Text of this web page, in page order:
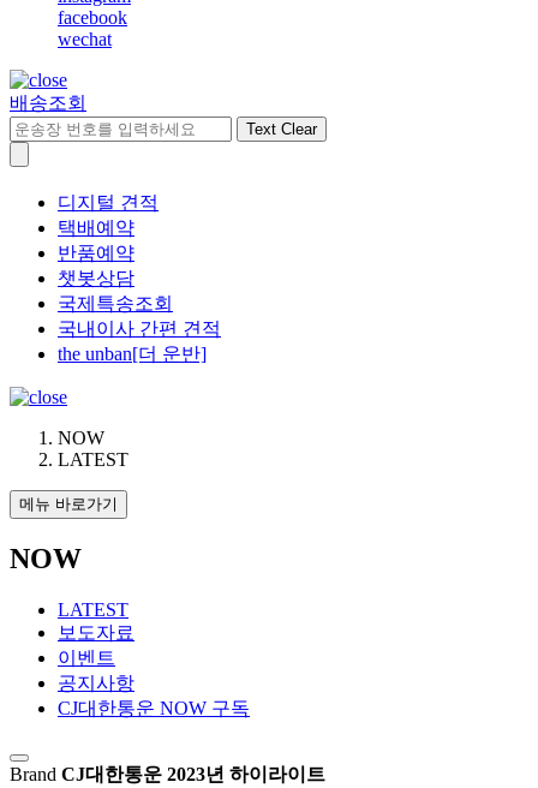
facebook
wechat
배송조회
Text Clear
디지털 견적
택배예약
반품예약
챗봇상담
국제특송조회
국내이사 간편 견적
the unban[더 운반]
NOW
LATEST
메뉴 바로가기
NOW
LATEST
보도자료
이벤트
공지사항
CJ대한통운 NOW 구독
Brand CJ대한통운 2023년 하이라이트